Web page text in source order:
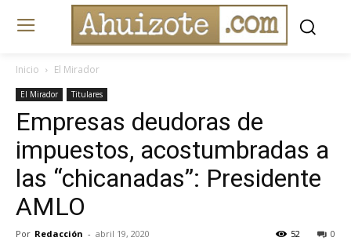
Inicio El Mirador
El Mirador Titulares
Empresas deudoras de
impuestos, acostumbradas a
las “chicanadas”: Presidente
AMLO
Por Redacción - abril 19, 2020 0
52